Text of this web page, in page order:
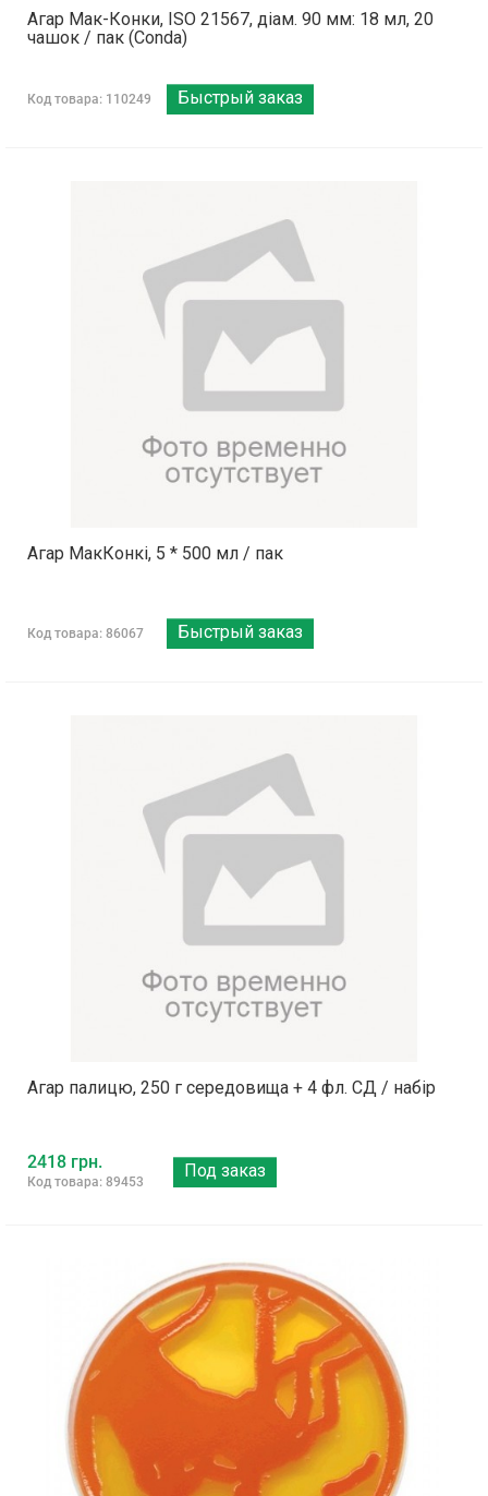
Агар Мак-Конки, ISO 21567, діам. 90 мм: 18 мл, 20
чашок / пак (Conda)
Код товара: 110249 Быстрый заказ
Агар МакКонкі, 5 * 500 мл / пак
Код товара: 86067 Быстрый заказ
Агар палицю, 250 г середовища + 4 фл. СД / набір
2418 грн.
Код товара: 89453
Под заказ